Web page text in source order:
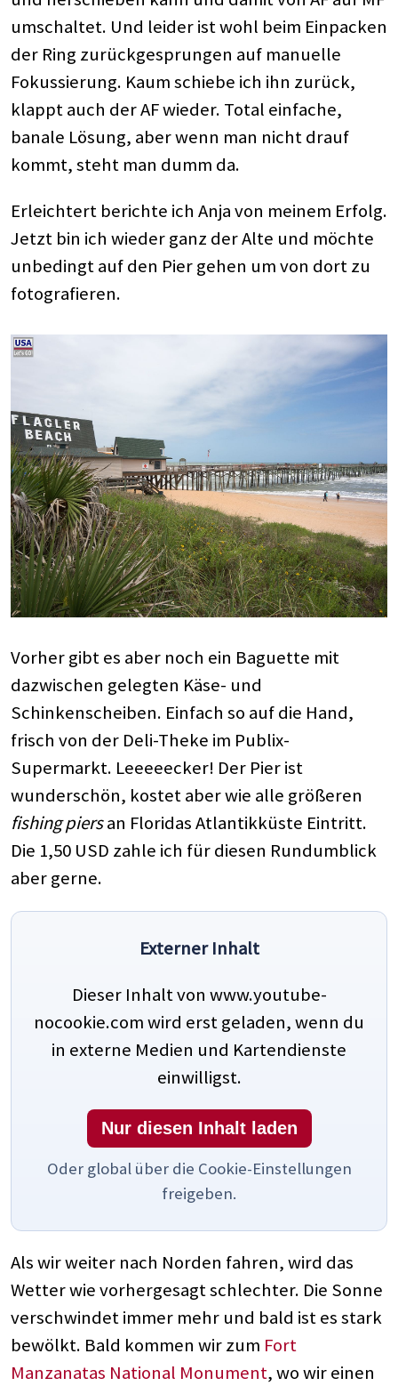
umschaltet. Und leider ist wohl beim Einpacken
der Ring zurückgesprungen auf manuelle
Fokussierung. Kaum schiebe ich ihn zurück,
klappt auch der AF wieder. Total einfache,
banale Lösung, aber wenn man nicht drauf
kommt, steht man dumm da.
Erleichtert berichte ich Anja von meinem Erfolg.
Jetzt bin ich wieder ganz der Alte und möchte
unbedingt auf den Pier gehen um von dort zu
fotografieren.
Vorher gibt es aber noch ein Baguette mit
dazwischen gelegten Käse- und
Schinkenscheiben. Einfach so auf die Hand,
frisch von der Deli-Theke im Publix-
Supermarkt. Leeeeecker! Der Pier ist
wunderschön, kostet aber wie alle größeren
fishing piersan Floridas Atlantikküste Eintritt.
Die 1,50 USD zahle ich für diesen Rundumblick
aber gerne.
Externer Inhalt
Dieser Inhalt von www.youtube-
nocookie.com wird erst geladen, wenn du
in externe Medien und Kartendienste
einwilligst.
Nur diesen Inhalt laden
Oder global über die Cookie-Einstellungen
freigeben.
Als wir weiter nach Norden fahren, wird das
Wetter wie vorhergesagt schlechter. Die Sonne
verschwindet immer mehr und bald ist es stark
bewölkt. Bald kommen wir zum Fort
Manzanatas National Monument, wo wir einen